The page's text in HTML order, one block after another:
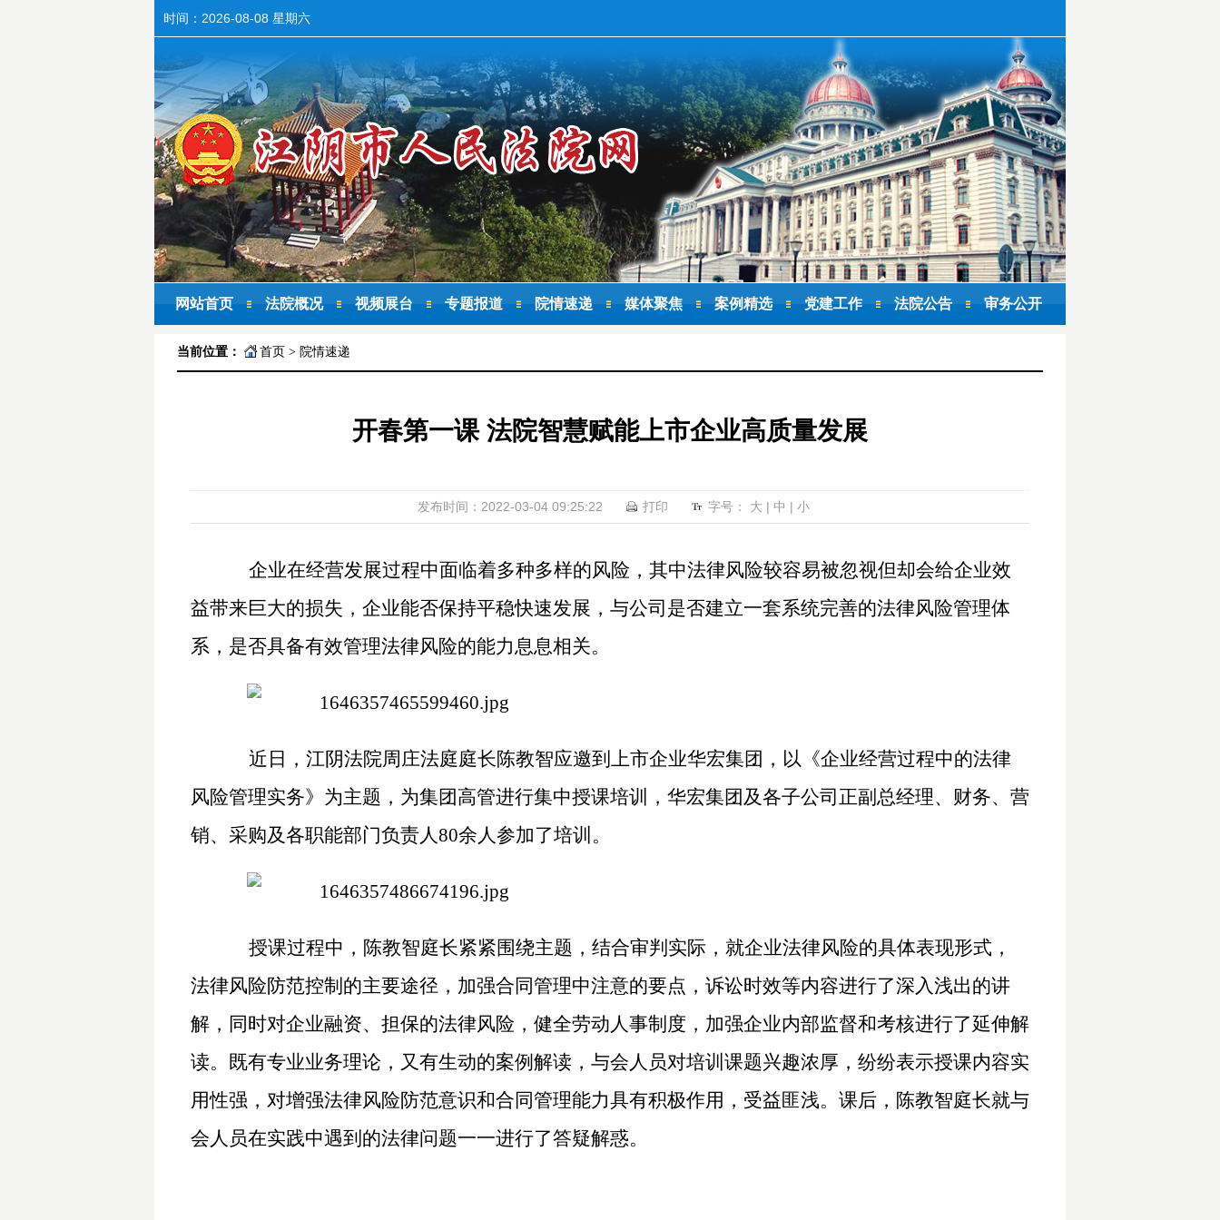
时间： 2026-08-08 星期六
网站首页 法院概况 视频展台 专题报道 院情速递 媒体聚焦 案例精选 党建工作 法院公告 审务公开
当前位置： 首页 > 院情速递
开春第一课 法院智慧赋能上市企业高质量发展
发布时间：2022-03-04 09:25:22 打印 字号： 大 | 中 | 小
企业在经营发展过程中面临着多种多样的风险，其中法律风险较容易被忽视但却会给企业效
益带来巨大的损失，企业能否保持平稳快速发展，与公司是否建立一套系统完善的法律风险管理体
系，是否具备有效管理法律风险的能力息息相关。
近日，江阴法院周庄法庭庭长陈教智应邀到上市企业华宏集团，以《企业经营过程中的法律
风险管理实务》为主题，为集团高管进行集中授课培训，华宏集团及各子公司正副总经理、财务、营
销、采购及各职能部门负责人80余人参加了培训。
授课过程中，陈教智庭长紧紧围绕主题，结合审判实际，就企业法律风险的具体表现形式，
法律风险防范控制的主要途径，加强合同管理中注意的要点，诉讼时效等内容进行了深入浅出的讲
解，同时对企业融资、担保的法律风险，健全劳动人事制度，加强企业内部监督和考核进行了延伸解
读。既有专业业务理论，又有生动的案例解读，与会人员对培训课题兴趣浓厚，纷纷表示授课内容实
用性强，对增强法律风险防范意识和合同管理能力具有积极作用，受益匪浅。课后，陈教智庭长就与
会人员在实践中遇到的法律问题一一进行了答疑解惑。